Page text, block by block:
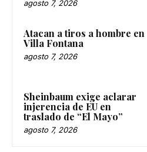
agosto 7, 2026
Atacan a tiros a hombre en
Villa Fontana
agosto 7, 2026
Sheinbaum exige aclarar
injerencia de EU en
traslado de “El Mayo”
agosto 7, 2026